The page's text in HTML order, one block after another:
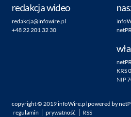
redakcja wideo
redakcja@infowire.pl
+48 22 201 32 30
KRS
NIP
copyright ©2019infoWire.pl powered by
regulamin
prywatność RSS